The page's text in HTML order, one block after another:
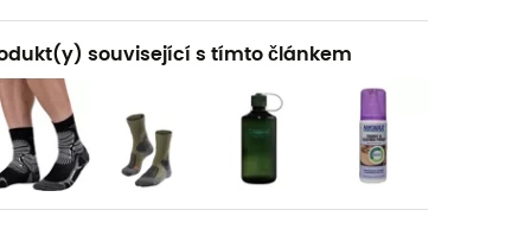
související s tímto článkem